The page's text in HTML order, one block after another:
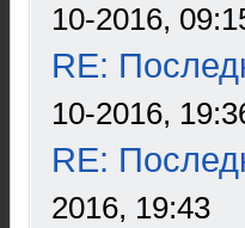
10-2016,
RE:
10-2016,
RE:
2016, 19:43